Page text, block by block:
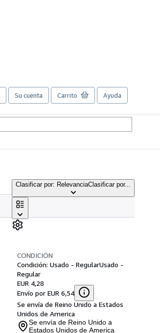
Su cuenta Carrito Ayuda
Clasificar por: RelevanciaClasificar por...
CONDICIÓN
Condición: Usado - RegularUsado -
Regular
EUR 4,28
Envío por EUR 6,54
Se envía de Reino Unido a Estados
Unidos de America
Se envía de Reino Unido a
Estados Unidos de America